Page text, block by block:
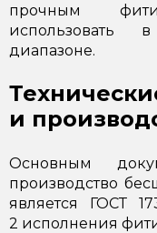
прочным
использовать
диапазоне.
и
Основным
производство
является ГОСТ
2 исполнения